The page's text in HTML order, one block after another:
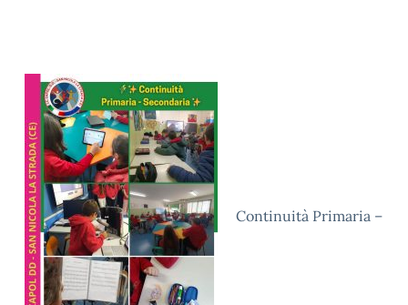
Continuità Primaria –